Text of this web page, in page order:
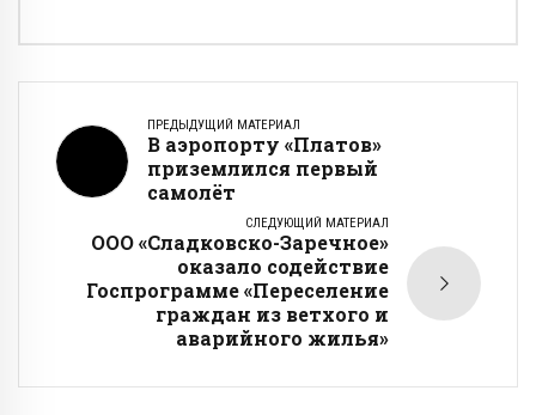
ПРЕДЫДУЩИЙ МАТЕРИАЛ
В аэропорту «Платов»
приземлился первый
самолёт
СЛЕДУЮЩИЙ МАТЕРИАЛ
ООО «Сладковско-Заречное»
оказало содействие
Госпрограмме «Переселение
граждан из ветхого и
аварийного жилья»